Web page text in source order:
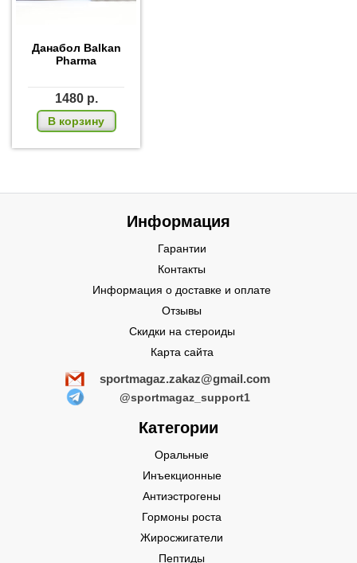
Данабол Balkan
Pharma
1480 р.
В корзину
Информация
Гарантии
Контакты
Информация о доставке и оплате
Отзывы
Скидки на стероиды
Карта сайта
sportmagaz.zakaz@gmail.com
@sportmagaz_support1
Категории
Оральные
Инъекционные
Антиэстрогены
Гормоны роста
Жиросжигатели
Пептиды